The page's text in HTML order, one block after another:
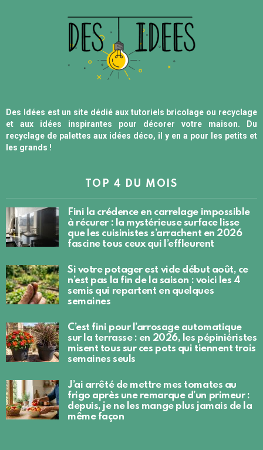
Des Idées est un site dédié aux tutoriels bricolage ou recyclage
et aux idées inspirantes pour décorer votre maison. Du
recyclage de palettes aux idées déco, il y en a pour les petits et
les grands !
TOP 4 DU MOIS
Fini la crédence en carrelage impossible
à récurer : la mystérieuse surface lisse
que les cuisinistes s’arrachent en 2026
fascine tous ceux qui l’effleurent
Si votre potager est vide début août, ce
n’est pas la fin de la saison : voici les 4
semis qui repartent en quelques
semaines
C’est fini pour l’arrosage automatique
sur la terrasse : en 2026, les pépiniéristes
misent tous sur ces pots qui tiennent trois
semaines seuls
J’ai arrêté de mettre mes tomates au
frigo après une remarque d’un primeur :
depuis, je ne les mange plus jamais de la
même façon